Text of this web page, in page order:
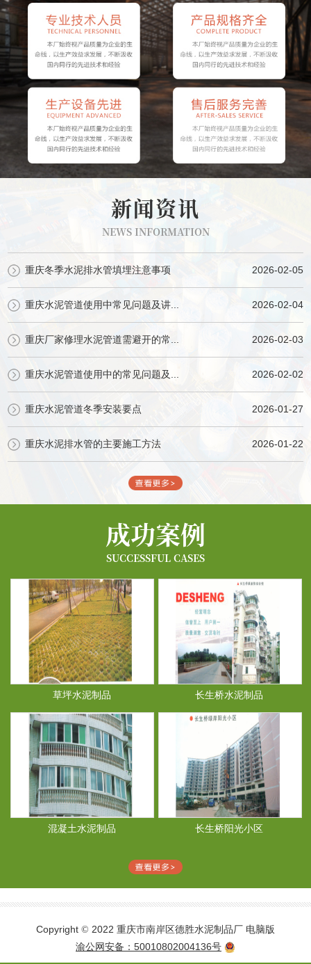
新闻资讯
NEWS INFORMATION
重庆冬季水泥排水管填埋注意事项 2026-02-05
重庆水泥管道使用中常见问题及讲... 2026-02-04
重庆厂家修理水泥管道需避开的常... 2026-02-03
重庆水泥管道使用中的常见问题及... 2026-02-02
重庆水泥管道冬季安装要点 2026-01-27
重庆水泥排水管的主要施工方法 2026-01-22
成功案例
SUCCESSFUL CASES
草坪水泥制品 长生桥水泥制品
混凝土水泥制品 长生桥阳光小区
Copyright © 2022 重庆市南岸区德胜水泥制品厂 电脑版
渝公网安备：50010802004136号